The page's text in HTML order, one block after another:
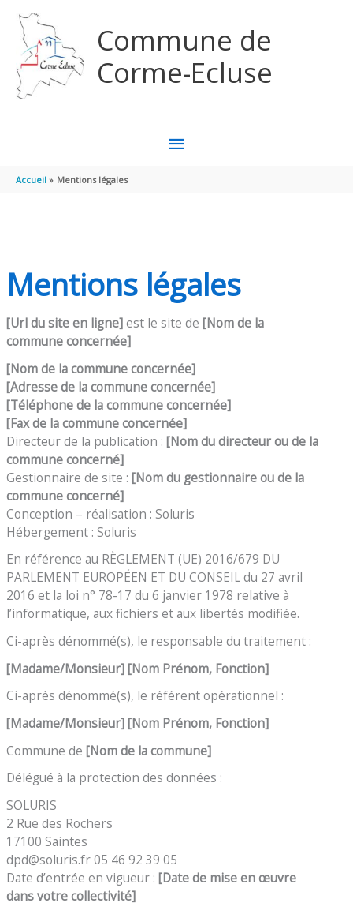
Commune de
Corme-Ecluse
MENU
Accueil Mentions légales
Mentions légales
[Url du site en ligne]est le site de[Nom de la
communeconcernée]
[Nom de la commune concernée]
[Adresse de la commune concernée]
[Téléphone de la commune concernée]
[Fax de la commune concernée]
Directeur de la publication :[Nom du directeur ou de la
communeconcerné]
Gestionnaire de site :[Nom du gestionnaire ou de la
communeconcerné]
Conception – réalisation : Soluris
Hébergement : Soluris
En référence au RÈGLEMENT (UE) 2016/679 DU
PARLEMENT EUROPÉEN ET DU CONSEIL du 27 avril
2016 et la loi n° 78-17 du 6 janvier 1978 relative à
l’informatique, aux fichiers et aux libertés modifiée.
Ci-après dénommé(s), le responsable du traitement :
[Madame/Monsieur][Nom Prénom, Fonction]
Ci-après dénommé(s), le référent opérationnel :
[Madame/Monsieur][Nom Prénom, Fonction]
Commune de[Nom de la commune]
Délégué à la protection des données :
SOLURIS
2 Rue des Rochers
17100 Saintes
dpd@soluris.fr 05 46 92 39 05
Date d’entrée en vigueur :[Date de mise en œuvre
dans votre collectivité]